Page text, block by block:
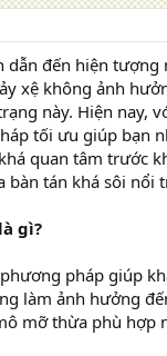
dẫn đến hiện
xệ không ảnh
này. Hiện nay,
tối ưu giúp bạn
quan tâm trước
bàn tán khá sôi nổi
gì?
pháp giúp
làm ảnh hưởng
mỡ thừa phù hợp